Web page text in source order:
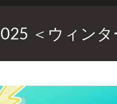
＜ウィン